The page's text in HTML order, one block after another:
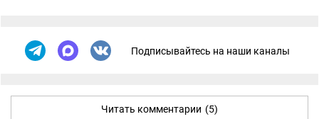
Подписывайтесь на наши каналы
Читать комментарии (5)